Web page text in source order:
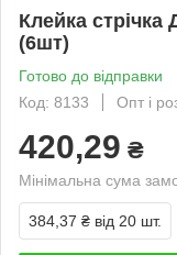
Клейка
(6шт)
Готово до відправки
Код: 8133
Опт і
420,29 ₴
Мінімальна сума
384,37 ₴ від 20 шт.